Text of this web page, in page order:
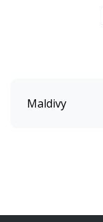
Maldivy